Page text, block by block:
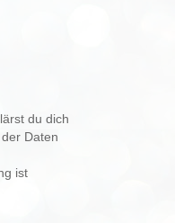
du dich
Daten
ist